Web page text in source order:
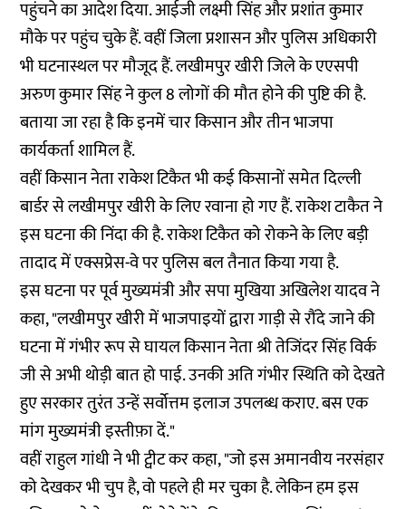
पहुंचने का आदेश दिया. आईजी लक्ष्मी सिंह और प्रशांत कुमार
मौके पर पहुंच चुके हैं. वहीं जिला प्रशासन और पुलिस अधिकारी
भी घटनास्थल पर मौजूद हैं. लखीमपुर खीरी जिले के एएसपी
अरुण कुमार सिंह ने कुल 8 लोगों की मौत होने की पुष्टि की है.
बताया जा रहा है कि इनमें चार किसान और तीन भाजपा
कार्यकर्ता शामिल हैं.
वहीं किसान नेता राकेश टिकैत भी कई किसानों समेत दिल्ली
बार्डर से लखीमपुर खीरी के लिए रवाना हो गए हैं. राकेश टाकैत ने
इस घटना की निंदा की है. राकेश टिकैत को रोकने के लिए बड़ी
तादाद में एक्सप्रेस-वे पर पुलिस बल तैनात किया गया है.
इस घटना पर पूर्व मुख्यमंत्री और सपा मुखिया अखिलेश यादव ने
कहा, "लखीमपुर खीरी में भाजपाइयों द्वारा गाड़ी से रौंदे जाने की
घटना में गंभीर रूप से घायल किसान नेता श्री तेजिंदर सिंह विर्क
जी से अभी थोड़ी बात हो पाई. उनकी अति गंभीर स्थिति को देखते
हुए सरकार तुरंत उन्हें सर्वोत्तम इलाज उपलब्ध कराए. बस एक
मांग मुख्यमंत्री इस्तीफ़ा दें."
वहीं राहुल गांधी ने भी ट्वीट कर कहा, "जो इस अमानवीय नरसंहार
को देखकर भी चुप है, वो पहले ही मर चुका है. लेकिन हम इस